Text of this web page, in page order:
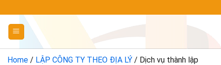
đến
dung
Home / LẬP CÔNG TY THEO ĐỊA LÝ / Dịch vụ thành lập